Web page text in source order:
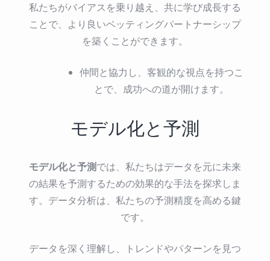
私たちがバイアスを乗り越え、共に学び成長する
ことで、より良いベッティングパートナーシップ
を築くことができます。
仲間と協力し、客観的な視点を持つこ
とで、成功への道が開けます。
モデル化と予測
モデル化と予測では、私たちはデータを元に未来
の結果を予測するための効果的な手法を探求しま
す。データ分析は、私たちの予測精度を高める鍵
です。
データを深く理解し、トレンドやパターンを見つ